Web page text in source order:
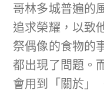
哥林多城普遍的
追求榮耀，以致
祭偶像的食物的
都出現了問題。
會用到「關於」